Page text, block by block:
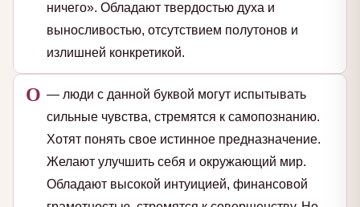
ничего». Обладают твердостью духа и
выносливостью, отсутствием полутонов и
излишней конкретикой.
О — люди с данной буквой могут испытывать
сильные чувства, стремятся к самопознанию.
Хотят понять свое истинное предназначение.
Желают улучшить себя и окружающий мир.
Обладают высокой интуицией, финансовой